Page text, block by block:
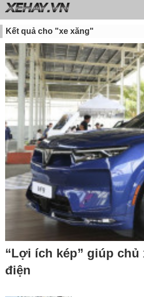
Kết quả cho "xe xăng"
“Lợi ích kép” giúp chủ
điện